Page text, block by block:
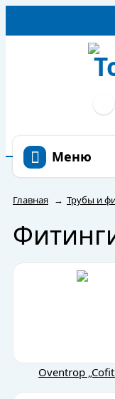
Меню
Главная → Трубы и
Oventrop „Cofit